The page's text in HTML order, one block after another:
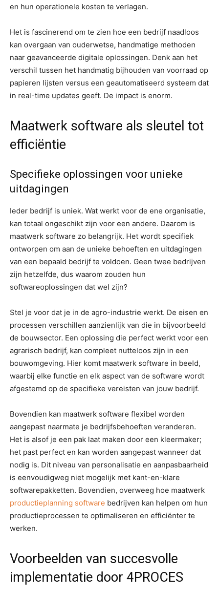
en hun operationele kosten te verlagen.
Het is fascinerend om te zien hoe een bedrijf naadloos
kan overgaan van ouderwetse, handmatige methoden
naar geavanceerde digitale oplossingen. Denk aan het
verschil tussen het handmatig bijhouden van voorraad op
papieren lijsten versus een geautomatiseerd systeem dat
in real-time updates geeft. De impact is enorm.
Maatwerk software als sleutel tot
efficiëntie
Specifieke oplossingen voor unieke
uitdagingen
Ieder bedrijf is uniek. Wat werkt voor de ene organisatie,
kan totaal ongeschikt zijn voor een andere. Daarom is
maatwerk software zo belangrijk. Het wordt specifiek
ontworpen om aan de unieke behoeften en uitdagingen
van een bepaald bedrijf te voldoen. Geen twee bedrijven
zijn hetzelfde, dus waarom zouden hun
softwareoplossingen dat wel zijn?
Stel je voor dat je in de agro-industrie werkt. De eisen en
processen verschillen aanzienlijk van die in bijvoorbeeld
de bouwsector. Een oplossing die perfect werkt voor een
agrarisch bedrijf, kan compleet nutteloos zijn in een
bouwomgeving. Hier komt maatwerk software in beeld,
waarbij elke functie en elk aspect van de software wordt
afgestemd op de specifieke vereisten van jouw bedrijf.
Bovendien kan maatwerk software flexibel worden
aangepast naarmate je bedrijfsbehoeften veranderen.
Het is alsof je een pak laat maken door een kleermaker;
het past perfect en kan worden aangepast wanneer dat
nodig is. Dit niveau van personalisatie en aanpasbaarheid
is eenvoudigweg niet mogelijk met kant-en-klare
softwarepakketten. Bovendien, overweeg hoe maatwerk
productieplanning software bedrijven kan helpen om hun
productieprocessen te optimaliseren en efficiënter te
werken.
Voorbeelden van succesvolle
implementatie door 4PROCES